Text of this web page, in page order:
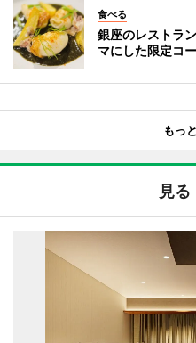
食べる
銀座のレストラ
マにした限定コ
もっ
見る